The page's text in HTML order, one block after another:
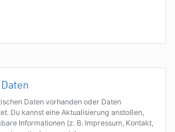
Daten vorhanden oder Daten
Du kannst eine Aktualisierung anstoßen,
Informationen (z. B. Impressum, Kontakt,